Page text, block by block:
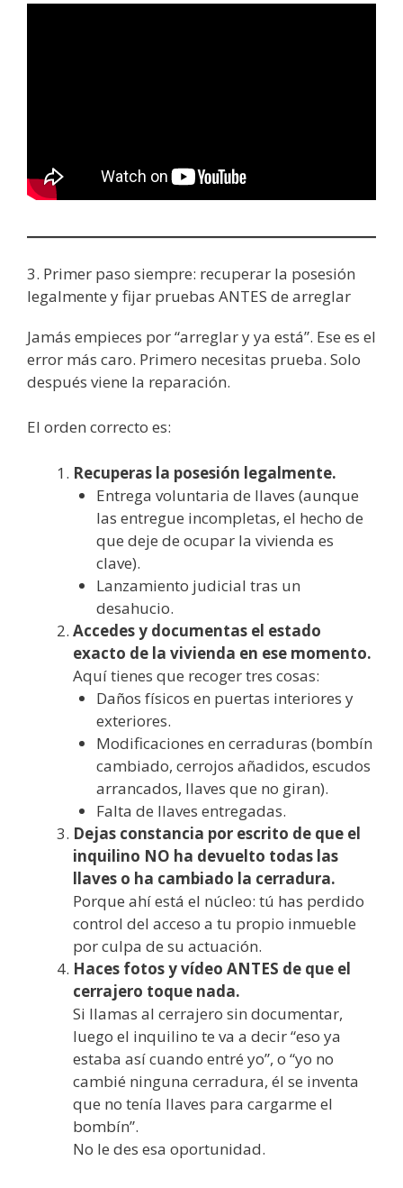
3. Primer paso siempre: recuperar la posesión
legalmente y fijar pruebas ANTES de arreglar
Jamás empieces por “arreglar y ya está”. Ese es el
error más caro. Primero necesitas prueba. Solo
después viene la reparación.
El orden correcto es:
Recuperas la posesión legalmente.
Entrega voluntaria de llaves (aunque
las entregue incompletas, el hecho de
que deje de ocupar la vivienda es
clave).
Lanzamiento judicial tras un
desahucio.
Accedes y documentas el estado
exacto de la vivienda en ese momento.
Aquí tienes que recoger tres cosas:
Daños físicos en puertas interiores y
exteriores.
Modificaciones en cerraduras (bombín
cambiado, cerrojos añadidos, escudos
arrancados, llaves que no giran).
Falta de llaves entregadas.
Dejas constancia por escrito de que el
inquilino NO ha devuelto todas las
llaves o ha cambiado la cerradura.
Porque ahí está el núcleo: tú has perdido
control del acceso a tu propio inmueble
por culpa de su actuación.
Haces fotos y vídeo ANTES de que el
cerrajero toque nada.
Si llamas al cerrajero sin documentar,
luego el inquilino te va a decir “eso ya
estaba así cuando entré yo”, o “yo no
cambié ninguna cerradura, él se inventa
que no tenía llaves para cargarme el
bombín”.
No le des esa oportunidad.